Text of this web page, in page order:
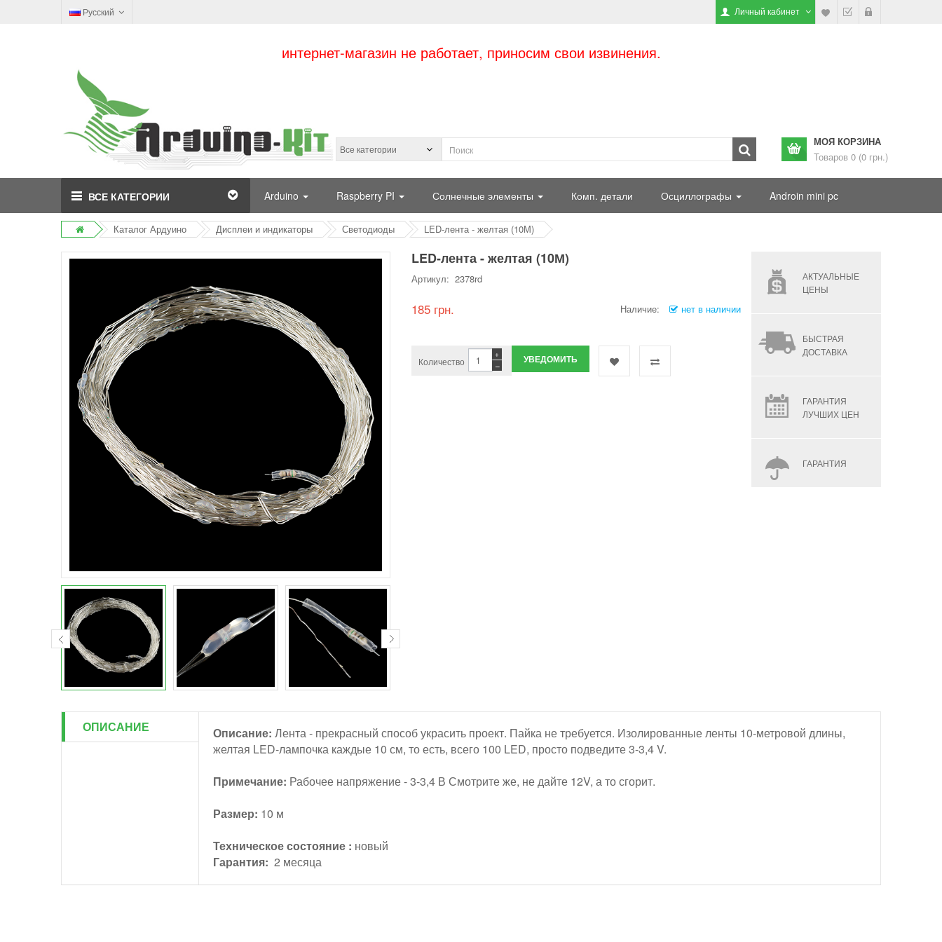
Русский Личный кабинет
интернет-магазин не работает, приносим свои извинения.
МОЯ КОРЗИНА
Товаров 0 (0 грн.)
ВСЕ КАТЕГОРИИ Arduino Raspberry PI Солнечные элементы Комп. детали Осциллографы Androin mini pc
Каталог Ардуино Дисплеи и индикаторы Светодиоды LED-лента - желтая (10М)
LED-лента - желтая (10М)
Артикул: 2378rd
185 грн. Наличие: нет в наличии
Количество −
+ УВЕДОМИТЬ
АКТУАЛЬНЫЕ
ЦЕНЫ
БЫСТРАЯ
ДОСТАВКА
ГАРАНТИЯ
ЛУЧШИХ ЦЕН
ГАРАНТИЯ
ОПИСАНИЕ Описание: Лента - прекрасный способ украсить проект. Пайка не требуется. Изолированные ленты 10-метровой длины,
желтая LED-лампочка каждые 10 см, то есть, всего 100 LED, просто подведите 3-3,4 V.
Примечание: Рабочее напряжение - 3-3,4 В Смотрите же, не дайте 12V, а то сгорит.
Размер: 10 м
Техническое состояние : новый
Гарантия: 2 месяца